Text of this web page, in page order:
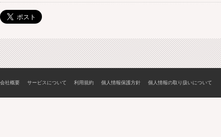
会社概要 サービスについて 利用規約 個人情報保護方針 個人情報の取り扱いについて